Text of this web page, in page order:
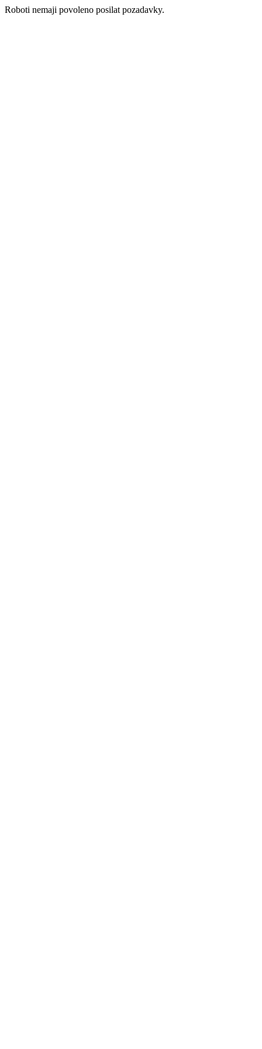
Roboti nemaji povoleno posilat pozadavky.